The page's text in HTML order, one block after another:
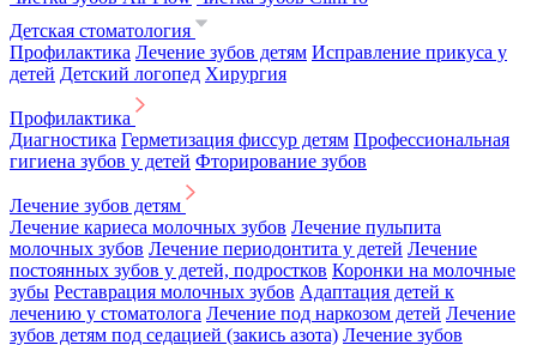
Детская стоматология
Профилактика Лечение зубов детям Исправление прикуса у
детей Детский логопед Хирургия
Профилактика
Диагностика Герметизация фиссур детям Профессиональная
гигиена зубов у детей Фторирование зубов
Лечение зубов детям
Лечение кариеса молочных зубов Лечение пульпита
молочных зубов Лечение периодонтита у детей Лечение
постоянных зубов у детей, подростков Коронки на молочные
зубы Реставрация молочных зубов Адаптация детей к
лечению у стоматолога Лечение под наркозом детей Лечение
зубов детям под седацией (закись азота) Лечение зубов